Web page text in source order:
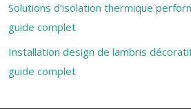
Solutions d’isolation thermique
guide complet
Installation design de lambris
guide complet